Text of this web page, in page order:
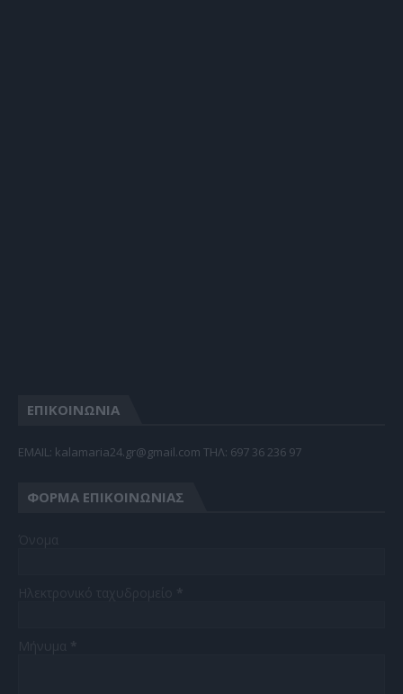
ΕΠΙΚΟΙΝΩΝΙΑ
EMAIL: kalamaria24.gr@gmail.com TΗΛ: 697 36 236 97
ΦΌΡΜΑ ΕΠΙΚΟΙΝΩΝΊΑΣ